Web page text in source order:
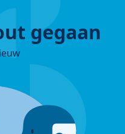
gegaan